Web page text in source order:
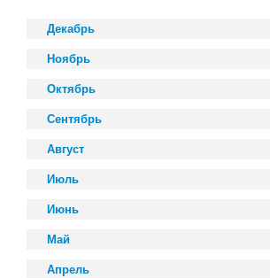
Декабрь
Ноябрь
Октябрь
Сентябрь
Август
Июль
Июнь
Май
Апрель